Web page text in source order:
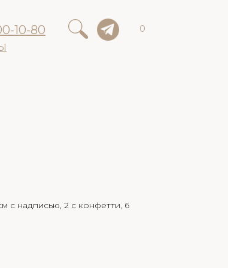
10-80 0
с надписью, 2 с конфетти, 6